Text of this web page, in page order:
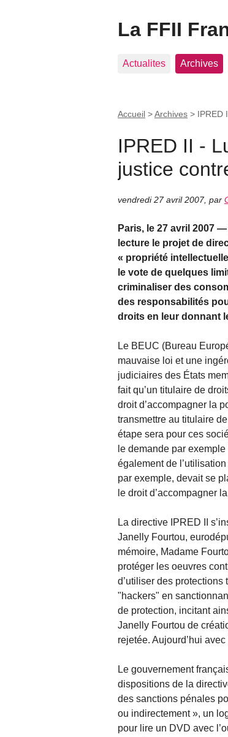
La FFII
Actualites Archives
Accueil >Archives > IPRED
IPRED II -
justice
vendredi 27 avril 2007, par
Paris, le 27 avril 2007
lecture le projet de
« propriété
le vote de quelques
criminaliser des
des responsabilités
droits en leur donnant
Le BEUC (Bureau
mauvaise loi et une
judiciaires des États
fait qu’un titulaire de
droit d’accompagner la
transmettre au titulaire
étape sera pour ces
le demande par
également de
par exemple, devait se
le droit d’accompagner
La directive IPRED II
Janelly Fourtou,
mémoire, Madame
protéger les oeuvres
d’utiliser des protections
"hackers" en
de protection, incitant
Janelly Fourtou de
rejetée. Aujourd’hui
Le gouvernement
dispositions de la
des sanctions pénales
ou indirectement », un
pour lire un DVD avec